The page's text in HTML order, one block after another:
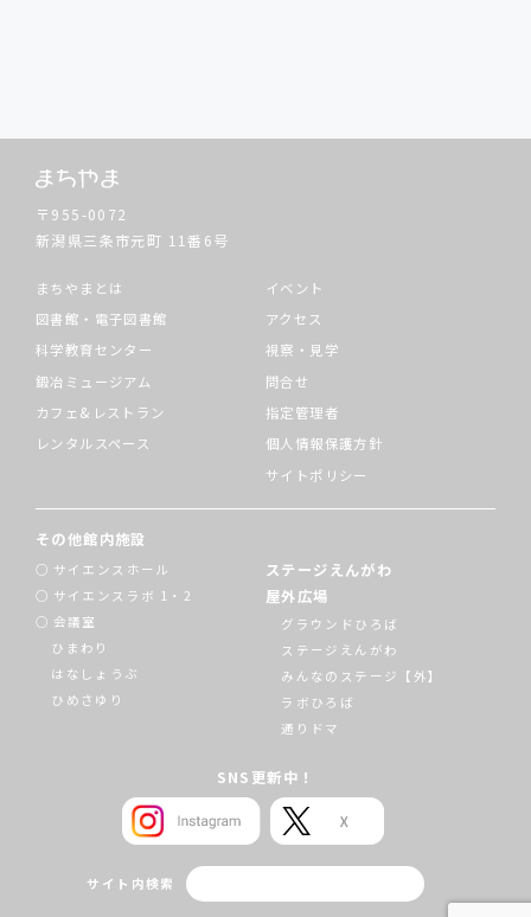
〒955-0072
新潟県三条市元町 11番6号
まちやまとは
図書館・電子図書館
科学教育センター
鍛冶ミュージアム
カフェ&レストラン
レンタルスペース
イベント
アクセス
視察・見学
問合せ
指定管理者
個人情報保護方針
サイトポリシー
その他館内施設
サイエンスホール
サイエンスラボ 1・2
会議室
ひまわり
はなしょうぶ
ひめさゆり
ステージえんがわ
屋外広場
グラウンドひろば
ステージえんがわ
みんなのステージ【外】
ラボひろば
通りドマ
SNS更新中！
サイト内検索